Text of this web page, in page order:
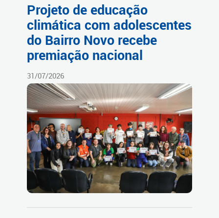
Projeto de educação
climática com adolescentes
do Bairro Novo recebe
premiação nacional
31/07/2026